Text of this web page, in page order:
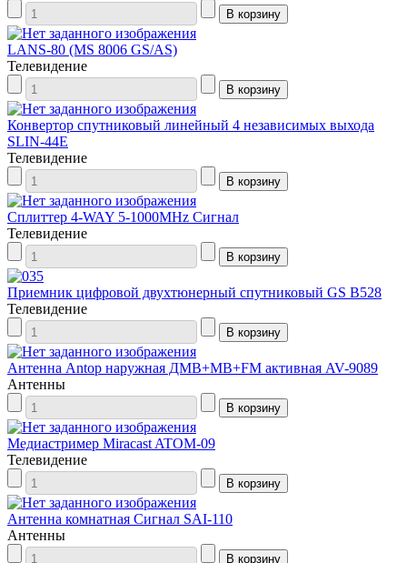
LANS-80 (MS 8006 GS/AS)
Телевидение
Конвертор спутниковый линейный 4 независимых выхода
SLIN-44E
Телевидение
Сплиттер 4-WAY 5-1000MHz Сигнал
Телевидение
Приемник цифровой двухтюнерный спутниковый GS B528
Телевидение
Антенна Antop наружная ДМВ+МВ+FM активная AV-9089
Антенны
Медиастример Miracast ATOM-09
Телевидение
Антенна комнатная Сигнал SAI-110
Антенны